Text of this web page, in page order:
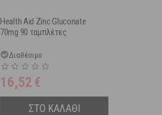
Health Aid Zinc Gluconate
70mg 90 ταμπλέτες
Διαθέσιμο
16,52 €
ΣΤΟ ΚΑΛΑΘΙ